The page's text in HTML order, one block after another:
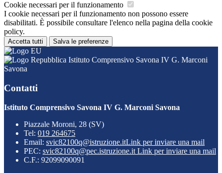
Cookie necessari per il funzionamento
I cookie necessari per il funzionamento non possono essere
disabilitati. È possibile consultare l'elenco nella pagina della cookie
policy.
Accetta tutti Salva le preferenze
Istituto Comprensivo Savona IV G. Marconi
Savona
Contatti
Istituto Comprensivo Savona IV G. Marconi Savona
Piazzale Moroni, 28 (SV)
Tel: 019 264675
Email: svic82100q@istruzione.itLink per inviare una mail
PEC: svic82100q@pec.istruzione.it Link per inviare una mail
C.F.: 92099090091